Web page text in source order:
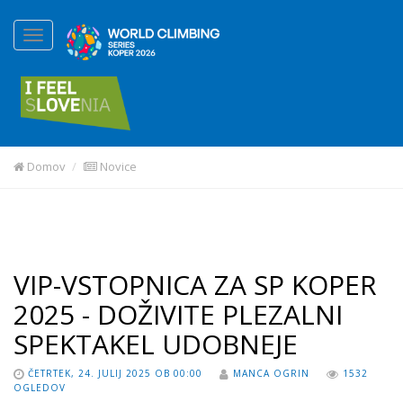
Domov Novice
VIP-VSTOPNICA ZA SP KOPER
2025 - DOŽIVITE PLEZALNI
SPEKTAKEL UDOBNEJE
ČETRTEK, 24. JULIJ 2025 OB 00:00 MANCA OGRIN
1532
OGLEDOV